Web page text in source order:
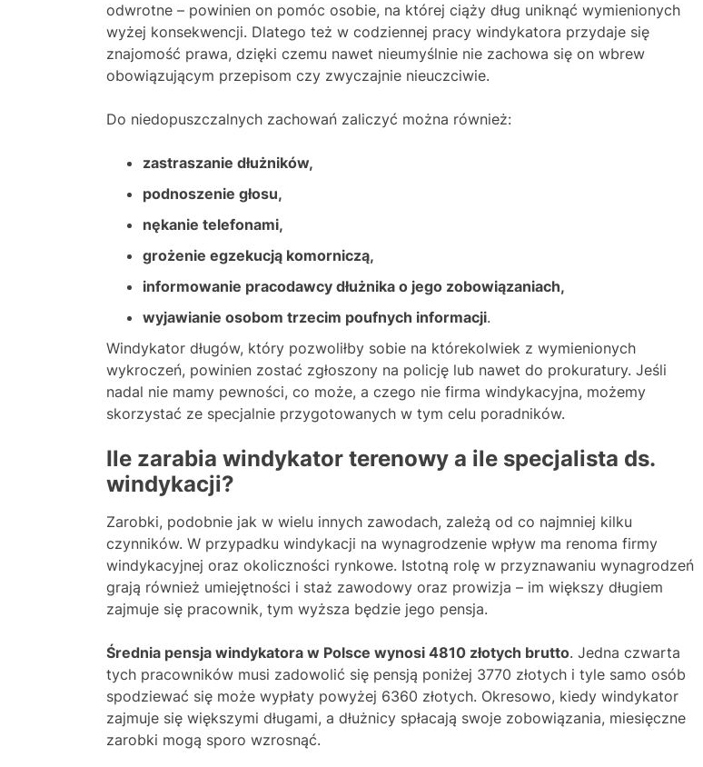
odwrotne – powinien on pomóc osobie, na której ciąży dług uniknąć wymienionych
wyżej konsekwencji. Dlatego też w codziennej pracy windykatora przydaje się
znajomość prawa, dzięki czemu nawet nieumyślnie nie zachowa się on wbrew
obowiązującym przepisom czy zwyczajnie nieuczciwie.
Do niedopuszczalnych zachowań zaliczyć można również:
zastraszanie dłużników,
podnoszenie głosu,
nękanie telefonami,
grożenie egzekucją komorniczą,
informowanie pracodawcy dłużnika o jego zobowiązaniach,
wyjawianie osobom trzecim poufnych informacji.
Windykator długów, który pozwoliłby sobie na którekolwiek z wymienionych
wykroczeń, powinien zostać zgłoszony na policję lub nawet do prokuratury. Jeśli
nadal nie mamy pewności, co może, a czego nie firma windykacyjna, możemy
skorzystać ze specjalnie przygotowanych w tym celu poradników.
Ile zarabia windykator terenowy a ile specjalista ds.
windykacji?
Zarobki, podobnie jak w wielu innych zawodach, zależą od co najmniej kilku
czynników. W przypadku windykacji na wynagrodzenie wpływ ma renoma firmy
windykacyjnej oraz okoliczności rynkowe. Istotną rolę w przyznawaniu wynagrodzeń
grają również umiejętności i staż zawodowy oraz prowizja – im większy długiem
zajmuje się pracownik, tym wyższa będzie jego pensja.
Średnia pensja windykatora w Polsce wynosi 4810 złotych brutto. Jedna czwarta
tych pracowników musi zadowolić się pensją poniżej 3770 złotych i tyle samo osób
spodziewać się może wypłaty powyżej 6360 złotych. Okresowo, kiedy windykator
zajmuje się większymi długami, a dłużnicy spłacają swoje zobowiązania, miesięczne
zarobki mogą sporo wzrosnąć.